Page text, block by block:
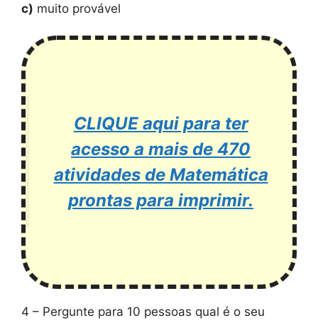
c) muito provável
CLIQUE aqui para ter
acesso a mais de 470
atividades de Matemática
prontas para imprimir.
4 – Pergunte para 10 pessoas qual é o seu